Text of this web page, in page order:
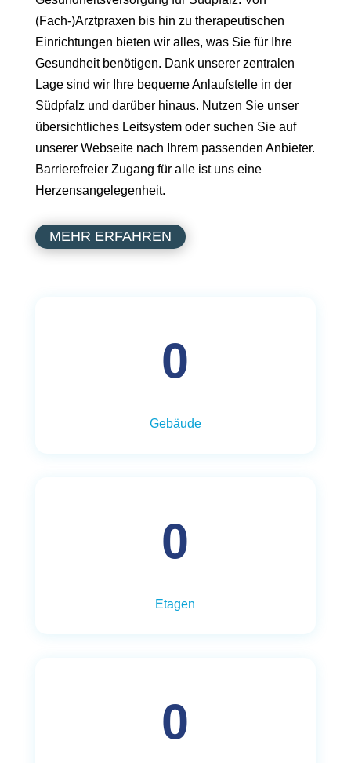
(Fach-)Arztpraxen bis hin zu therapeutischen
Einrichtungen bieten wir alles, was Sie für Ihre
Gesundheit benötigen. Dank unserer zentralen
Lage sind wir Ihre bequeme Anlaufstelle in der
Südpfalz und darüber hinaus. Nutzen Sie unser
übersichtliches Leitsystem oder suchen Sie auf
unserer Webseite nach Ihrem passenden Anbieter.
Barrierefreier Zugang für alle ist uns eine
Herzensangelegenheit.
MEHR ERFAHREN
0
Gebäude
0
Etagen
0